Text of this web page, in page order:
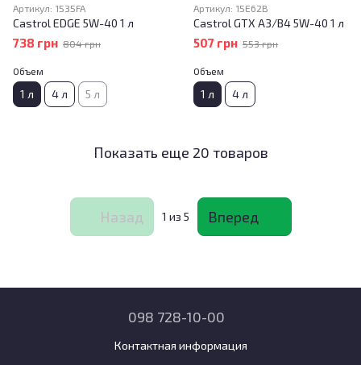
Артикул: 1535FA
Castrol EDGE 5W-40 1 л
738 грн 804 грн
Объем
1 л 4 л 5 л
Артикул: 15E62B
Castrol GTX A3/B4 5W-40 1 л
507 грн 553 грн
Объем
1 л 4 л
Показать еще 20 товаров
Назад 1 из 5 Вперед
098 728-10-00
Контактная информация